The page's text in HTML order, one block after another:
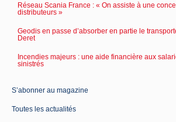
Réseau Scania France : « On assiste à une
distributeurs »
Geodis en passe d’absorber en partie le
Deret
Incendies majeurs : une aide financière aux
sinistrés
S’abonner au magazine
Toutes les actualités